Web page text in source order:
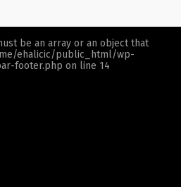
be an array or an object that
ehalicic/public_html/wp-
footer.php on line 14